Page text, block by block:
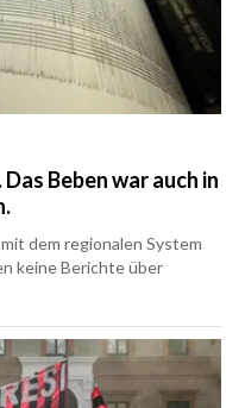
Beben war auch in
dem regionalen System
keine Berichte über